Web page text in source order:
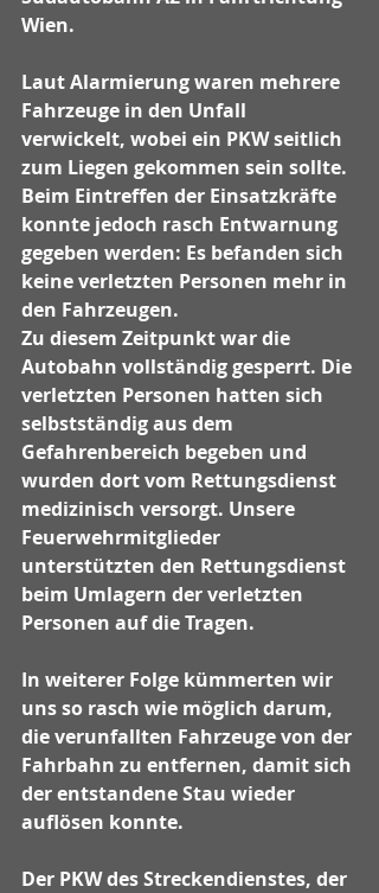
Wien.
Laut Alarmierung waren mehrere
Fahrzeuge in den Unfall
verwickelt, wobei ein PKW seitlich
zum Liegen gekommen sein sollte.
Beim Eintreffen der Einsatzkräfte
konnte jedoch rasch Entwarnung
gegeben werden: Es befanden sich
keine verletzten Personen mehr in
den Fahrzeugen.
Zu diesem Zeitpunkt war die
Autobahn vollständig gesperrt. Die
verletzten Personen hatten sich
selbstständig aus dem
Gefahrenbereich begeben und
wurden dort vom Rettungsdienst
medizinisch versorgt. Unsere
Feuerwehrmitglieder
unterstützten den Rettungsdienst
beim Umlagern der verletzten
Personen auf die Tragen.
In weiterer Folge kümmerten wir
uns so rasch wie möglich darum,
die verunfallten Fahrzeuge von der
Fahrbahn zu entfernen, damit sich
der entstandene Stau wieder
auflösen konnte.
Der PKW des Streckendienstes, der